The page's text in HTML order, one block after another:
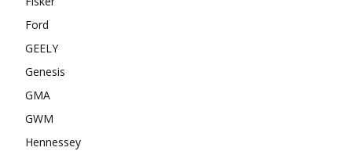
Ford
GEELY
Genesis
GMA
GWM
Hennessey